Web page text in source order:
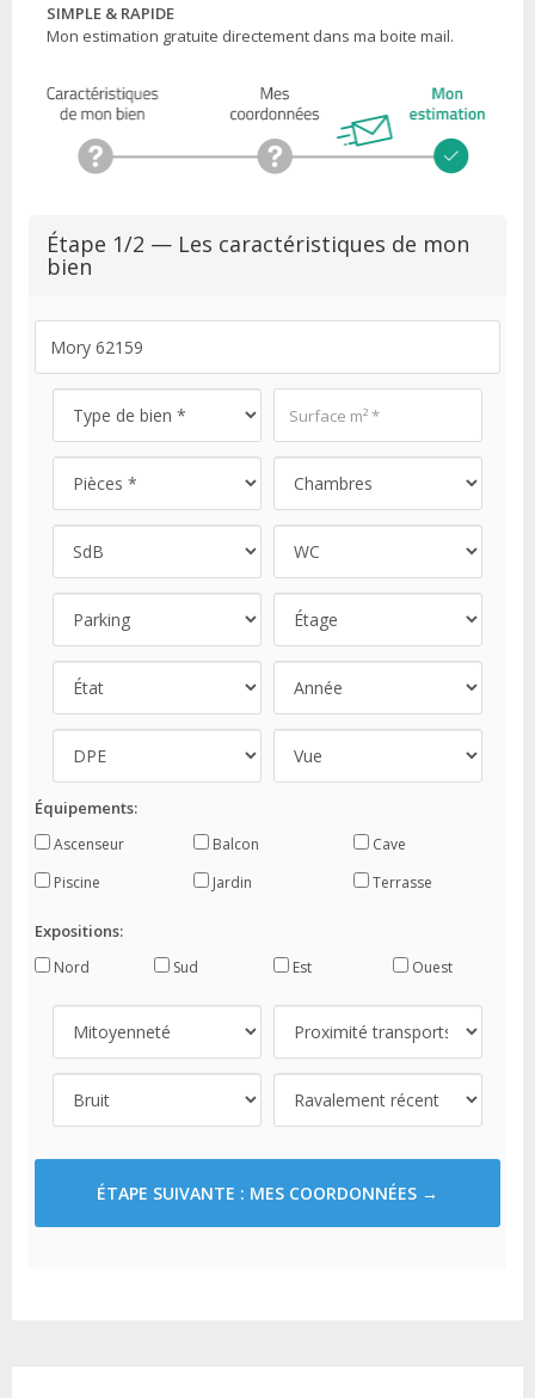
SIMPLE & RAPIDE
Mon estimation gratuite directement dans ma boite mail.
Étape 1/2 — Les caractéristiques de mon
bien
Équipements:
Ascenseur Balcon
Cave
Piscine
Jardin Terrasse
Expositions:
Nord Sud Est Ouest
ÉTAPE SUIVANTE : MES COORDONNÉES →